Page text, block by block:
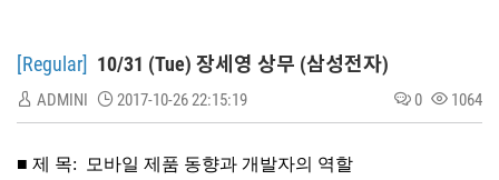
[Regular] 10/31 (Tue) 장세영 상무 (삼성전자)
ADMINI 2017-10-26 22:15:19 0 1064
■ 제 목: 모바일 제품 동향과 개발자의 역할